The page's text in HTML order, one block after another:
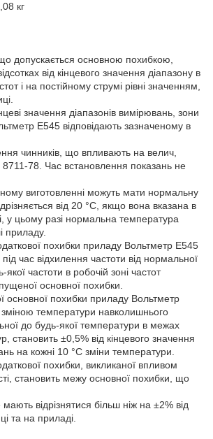
кг
допускається основною похибкою,
від кінцевого значення діапазону в
і на постійному струмі рівні значенням,
значення діапазонів вимірювань, зони
Е545 відповідають зазначеному в
чинників, що впливають на велич,
8711-78. Час встановлення показань не
виготовленні можуть мати нормальну
від 20 °C, якщо вона вказана в
у цьому разі нормальна температура
приладу.
похибки приладу Вольтметр Е545
час відхилення частоти від нормальної
частоти в робочій зоні частот
основної похибки.
похибки приладу Вольтметр
температури навколишнього
до будь-якої температури в межах
становить ±0,5% від кінцевого значення
на кожні 10 °C зміни температури.
похибки, викликаної впливом
становить межу основної похибки, що
відрізнятися більш ніж на ±2% від
та на приладі.